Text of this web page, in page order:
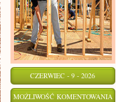
CZERWIEC - 9 - 2026
MOŻLIWOŚĆ KOMENTOWANIA